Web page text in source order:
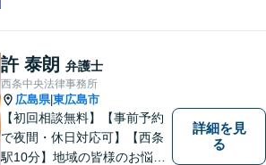
ている方は、すぐに弁護士に
ご相談ください。【JR海田市
駅から徒歩9分】
許 泰朗 弁護士
西条中央法律事務所
広島県|東広島市
【初回相談無料】【事前予約
で夜間・休日対応可】【西条
駅10分】地域の皆様のお悩み
詳細を見
る